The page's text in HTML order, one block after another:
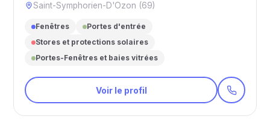
Saint-Symphorien-D'Ozon (69)
Fenêtres
Portes d'entrée
Stores et protections solaires
Portes-Fenêtres et baies vitrées
Voir le profil